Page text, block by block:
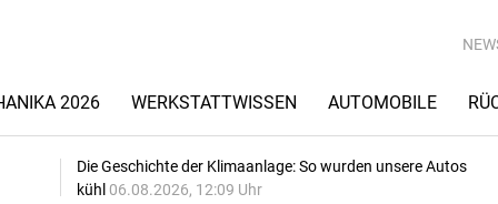
2026 WERKSTATTWISSEN AUTOMOBILE
Die Geschichte der Klimaanlage: So wurden unsere Autos
kühl 06.08.2026, 12:09 Uhr